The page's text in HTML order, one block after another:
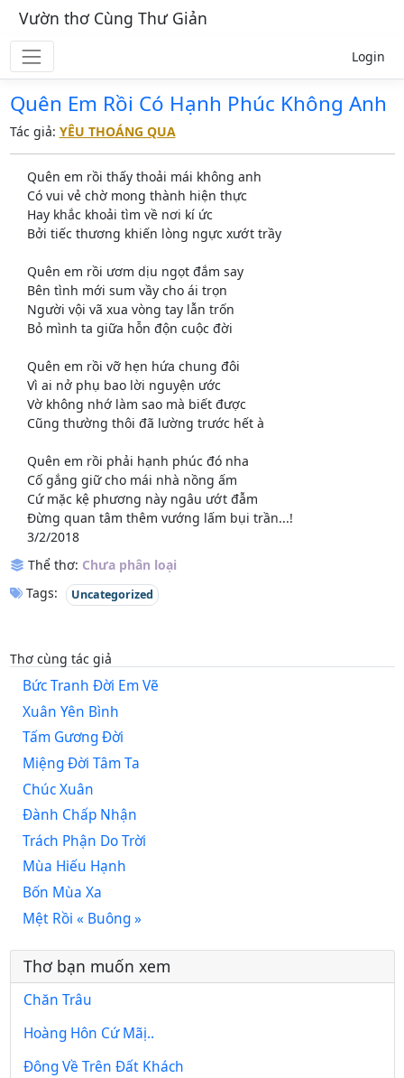
Vườn thơ Cùng Thư Giản
Login
Quên Em Rồi Có Hạnh Phúc Không Anh
Tác giả: YÊU THOÁNG QUA
Quên em rồi thấy thoải mái không anh
Có vui vẻ chờ mong thành hiện thực
Hay khắc khoải tìm về nơi kí ức
Bởi tiếc thương khiến lòng ngực xướt trầy
Quên em rồi ươm dịu ngọt đắm say
Bên tình mới sum vầy cho ái trọn
Người vội vã xua vòng tay lẫn trốn
Bỏ mình ta giữa hỗn độn cuộc đời
Quên em rồi vỡ hẹn hứa chung đôi
Vì ai nở phụ bao lời nguyện ước
Vờ không nhớ làm sao mà biết được
Cũng thường thôi đã lường trước hết à
Quên em rồi phải hạnh phúc đó nha
Cố gắng giữ cho mái nhà nồng ấm
Cứ mặc kệ phương này ngâu ướt đẫm
Đừng quan tâm thêm vướng lấm bụi trần...!
3/2/2018
Thể thơ: Chưa phân loại
Tags:
Uncategorized
Thơ cùng tác giả
Bức Tranh Đời Em Vẽ
Xuân Yên Bình
Tấm Gương Đời
Miệng Đời Tâm Ta
Chúc Xuân
Đành Chấp Nhận
Trách Phận Do Trời
Mùa Hiếu Hạnh
Bốn Mùa Xa
Mệt Rồi « Buông »
Thơ bạn muốn xem
Chăn Trâu
Hoàng Hôn Cứ Mãị..
Đông Về Trên Đất Khách